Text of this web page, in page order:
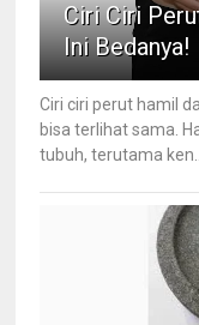
Ciri Ciri
Ini Bedanya!
Ciri ciri perut hamil
bisa terlihat sama.
tubuh, terutama ken...